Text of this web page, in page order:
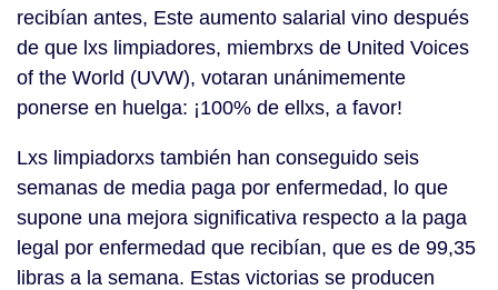
recibían antes, Este aumento salarial vino después
de que lxs limpiadores, miembrxs de United Voices
of the World (UVW), votaran unánimemente
ponerse en huelga: ¡100% de ellxs, a favor!
Lxs limpiadorxs también han conseguido seis
semanas de media paga por enfermedad, lo que
supone una mejora significativa respecto a la paga
legal por enfermedad que recibían, que es de 99,35
libras a la semana. Estas victorias se producen